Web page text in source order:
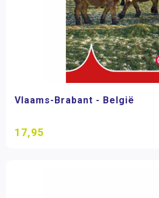
Vlaams-Brabant - België
17,95